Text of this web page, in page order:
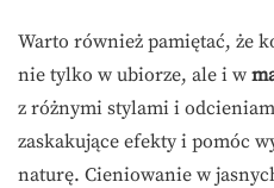
Warto również pamiętać, że
nie tylko w ubiorze, ale i w
z różnymi stylami i
zaskakujące efekty i pomóc
naturę. Cieniowanie w